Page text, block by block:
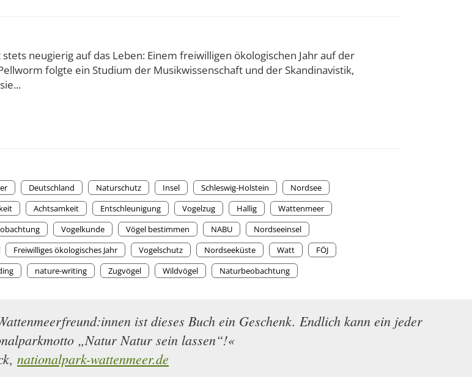
neugierig auf das Leben: Einem freiwilligen ökologischen Jahr auf der
folgte ein Studium der Musikwissenschaft und der Skandinavistik,
Deutschland Naturschutz Insel Schleswig-Holstein
Nordsee
Achtsamkeit Entschleunigung Vogelzug Hallig
Wattenmeer
Vogelkunde Vögel bestimmen NABU
Nordseeinsel
Freiwilliges ökologisches Jahr Vogelschutz Nordseeküste Watt
FÖJ
nature-writing Zugvögel Wildvögel Naturbeobachtung
ist dieses Buch ein Geschenk. Endlich kann ein jeder
„Natur Natur sein lassen“!«
nationalpark-wattenmeer.de